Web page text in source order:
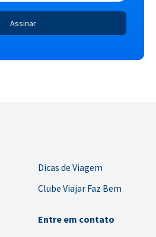
Dicas de Viagem
Clube Viajar Faz Bem
Entre em contato